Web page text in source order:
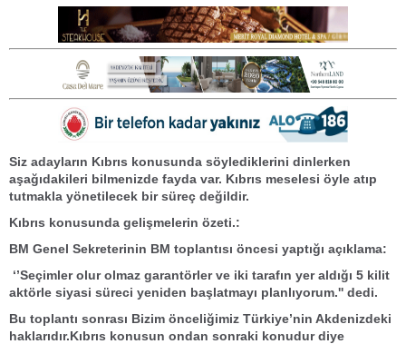
Siz adayların Kıbrıs konusunda söylediklerini dinlerken
aşağıdakileri bilmenizde fayda var. Kıbrıs meselesi öyle atıp
tutmakla yönetilecek bir süreç değildir.
Kıbrıs konusunda gelişmelerin özeti.:
BM Genel Sekreterinin BM toplantısı öncesi yaptığı açıklama:
‘’Seçimler olur olmaz garantörler ve iki tarafın yer aldığı 5 kilit
aktörle siyasi süreci yeniden başlatmayı planlıyorum.'' dedi.
Bu toplantı sonrası Bizim önceliğimiz Türkiye’nin Akdenizdeki
haklarıdır.Kıbrıs konusun ondan sonraki konudur diye